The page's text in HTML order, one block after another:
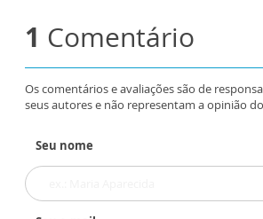
1 Comentário
Os comentários e avaliações são de
seus autores e não representam a opinião
Seu nome